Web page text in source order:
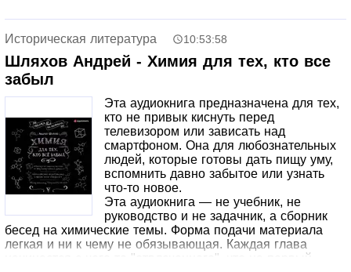
Историческая литература 10:53:58
Шляхов Андрей - Химия для тех, кто все
забыл
Эта аудиокнига предназначена для тех,
кто не привык киснуть перед
телевизором или зависать над
смартфоном. Она для любознательных
людей, которые готовы дать пищу уму,
вспомнить давно забытое или узнать
что-то новое.
Эта аудиокнига — не учебник, не
руководство и не задачник, а сборник
бесед на химические темы. Форма подачи материала
легкая и ни к чему не обязывающая. Каждая глава
начинается с чего-то "отвлеченного", что на первый